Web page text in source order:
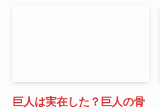
巨人は実在した？巨人の骨